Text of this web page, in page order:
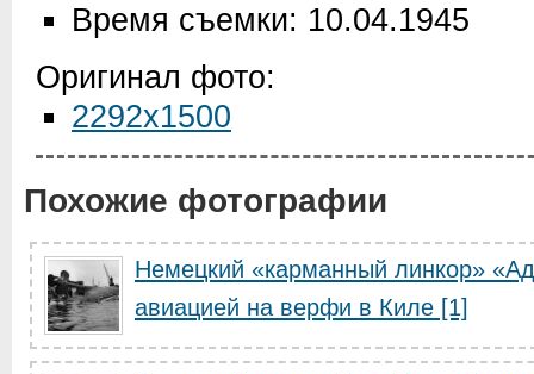
Время съемки: 10.04.1945
Оригинал фото:
2292x1500
Похожие фотографии
Немецкий «карманный линкор»
авиацией на верфи в Киле [1]